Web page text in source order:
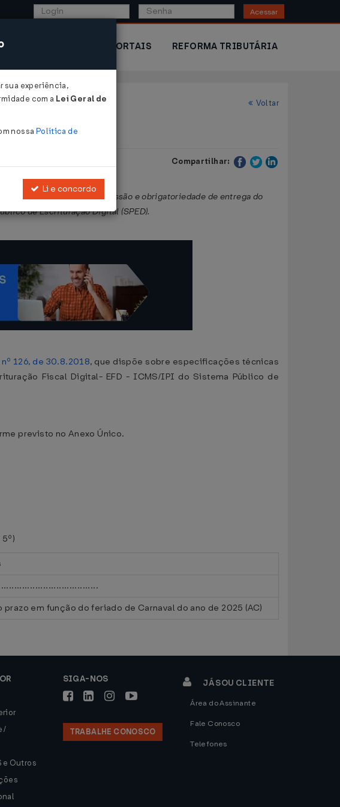
Acessar
EXTERIOR PORTAIS REFORMA TRIBUTÁRIA
Voltar
Compartilhar:
prazos para transmissão e obrigatoriedade de entrega do
de Escrituração Digital (SPED).
126, de 30.8.2018, que dispõe sobre especificações técnicas
Fiscal Digital- EFD - ICMS/IPI do Sistema Público de
previsto no Anexo Único.
em função do feriado de Carnaval do ano de 2025 (AC)
/
e Outros
SIGA-NOS
TRABALHE CONOSCO
JÁ SOU CLIENTE
Área do Assinante
Fale Conosco
Telefones
sua experiência,
com a Lei Geral de
nossa Política de
Li e concordo